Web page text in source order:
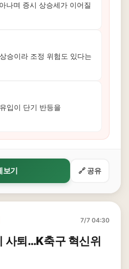
나며 증시 상승세가 이어질
승이라 조정 위험도 있다는
입이 단기 반등을
보기 🔗 공유
7/7 04:30
사퇴…K축구 혁신위